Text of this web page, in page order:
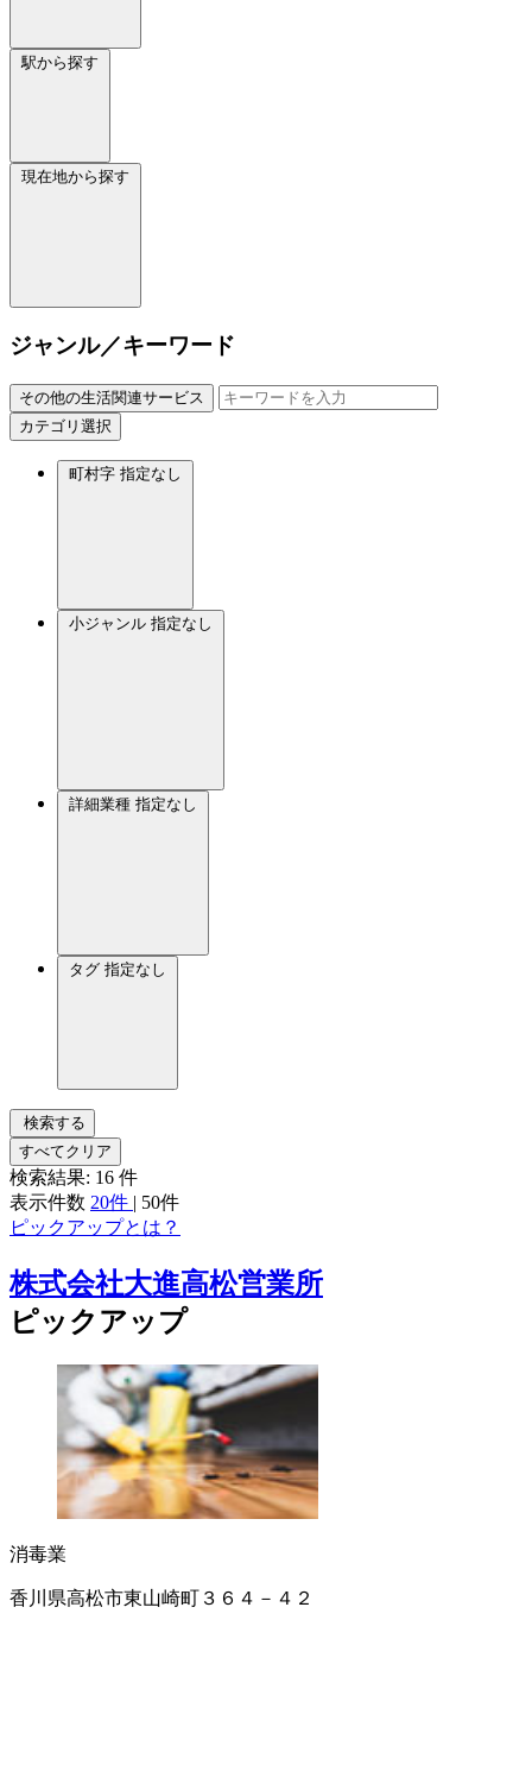
駅から探す
現在地から探す
ジャンル／キーワード
その他の生活関連サービス
カテゴリ選択
町村字 指定なし
小ジャンル 指定なし
詳細業種 指定なし
タグ 指定なし
検索する
すべてクリア
検索結果: 16 件
表示件数 20件 | 50件
ピックアップとは？
株式会社大進高松営業所
ピックアップ
消毒業
香川県高松市東山崎町３６４－４２